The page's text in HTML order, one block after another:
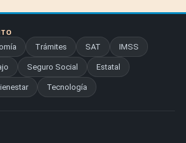
Trámites SAT IMSS
Seguro Social Estatal
Tecnología